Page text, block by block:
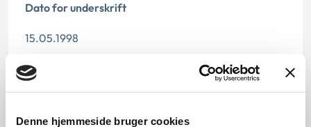
Denne hjemmeside bruger cookies
Dato for underskrift
15.05.1998
Offentliggørelsesdato